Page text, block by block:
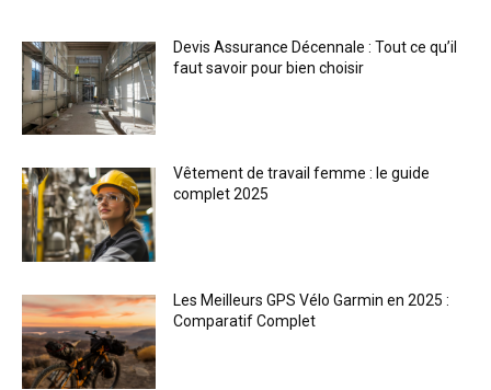
Devis Assurance Décennale : Tout ce qu’il
faut savoir pour bien choisir
Vêtement de travail femme : le guide
complet 2025
Les Meilleurs GPS Vélo Garmin en 2025 :
Comparatif Complet